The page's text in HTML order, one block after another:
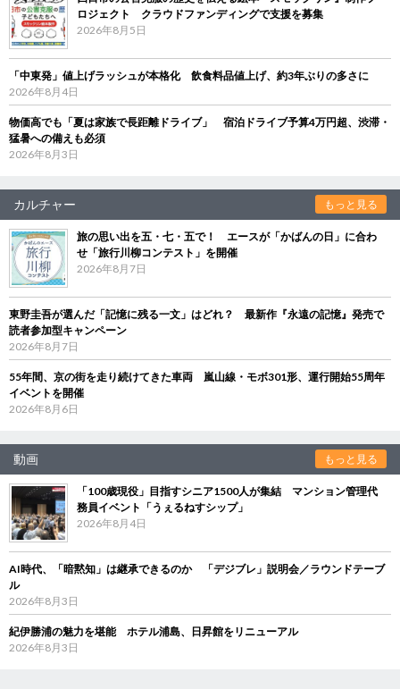
ロジェクト クラウドファンディングで支援を募集
2026年8月5日
「中東発」値上げラッシュが本格化 飲食料品値上げ、約3年ぶりの多さに
2026年8月4日
物価高でも「夏は家族で長距離ドライブ」 宿泊ドライブ予算4万円超、渋滞・
猛暑への備えも必須
2026年8月3日
カルチャー もっと見る
旅の思い出を五・七・五で！ エースが「かばんの日」に合わ
せ「旅行川柳コンテスト」を開催
2026年8月7日
東野圭吾が選んだ「記憶に残る一文」はどれ？ 最新作『永遠の記憶』発売で
読者参加型キャンペーン
2026年8月7日
55年間、京の街を走り続けてきた車両 嵐山線・モボ301形、運行開始55周年
イベントを開催
2026年8月6日
動画 もっと見る
「100歳現役」目指すシニア1500人が集結 マンション管理代
務員イベント「うぇるねすシップ」
2026年8月4日
AI時代、「暗黙知」は継承できるのか 「デジブレ」説明会／ラウンドテーブ
ル
2026年8月3日
紀伊勝浦の魅力を堪能 ホテル浦島、日昇館をリニューアル
2026年8月3日